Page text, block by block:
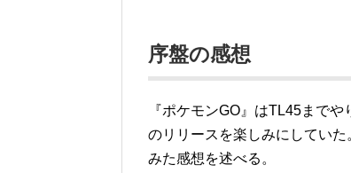
序盤の感想
『ポケモンGO』はTL45まで
のリリースを楽しみにしてい
みた感想を述べる。